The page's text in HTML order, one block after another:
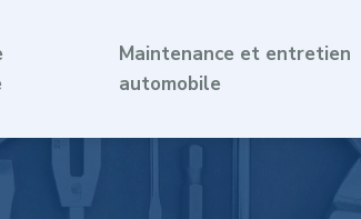
Maintenance et entretien
automobile